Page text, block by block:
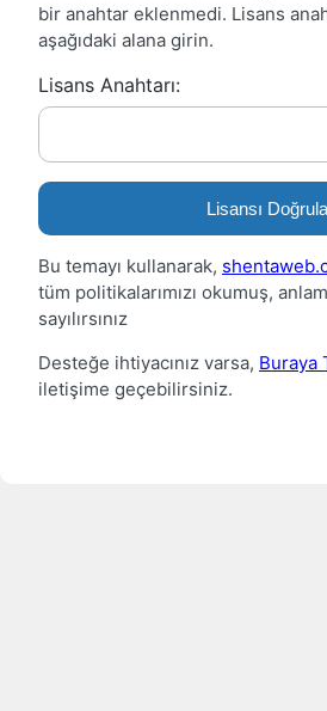
bir anahtar eklenmedi. Lisans
aşağıdaki alana girin.
Lisans Anahtarı:
Lisansı Doğrula
Bu temayı kullanarak,
tüm politikalarımızı okumuş,
sayılırsınız
Desteğe ihtiyacınız varsa, Buraya
iletişime geçebilirsiniz.